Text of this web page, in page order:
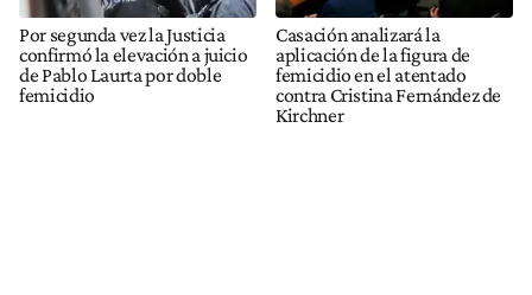
Por segunda vez la Justicia
confirmó la elevación a juicio
de Pablo Laurta por doble
femicidio
Casación analizará la
aplicación de la figura de
femicidio en el atentado
contra Cristina Fernández de
Kirchner